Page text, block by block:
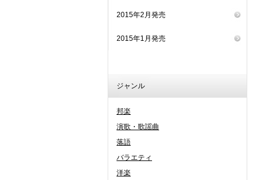
2015年2月発売
2015年1月発売
ジャンル
邦楽
演歌・歌謡曲
落語
バラエティ
洋楽